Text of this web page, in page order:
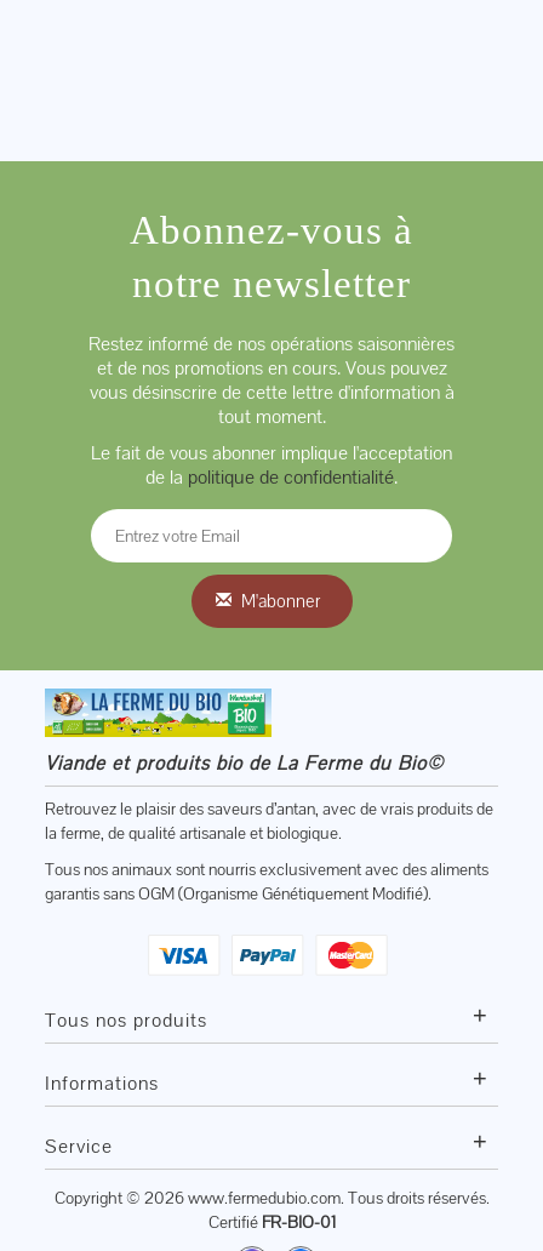
Abonnez-vous à
notre newsletter
Restez informé de nos opérations saisonnières
et de nos promotions en cours. Vous pouvez
vous désinscrire de cette lettre d'information à
tout moment.
Le fait de vous abonner implique l'acceptation
de la politique de confidentialité.
M'abonner
Viande et produits bio de La Ferme du Bio©
Retrouvez le plaisir des saveurs d’antan, avec de vrais produits de
la ferme, de qualité artisanale et biologique.
Tous nos animaux sont nourris exclusivement avec des aliments
garantis sans OGM (Organisme Génétiquement Modifié).
Tous nos produits +
Informations +
Service +
Copyright © 2026www.fermedubio.com. Tous droits réservés.
Certifié FR-BIO-01